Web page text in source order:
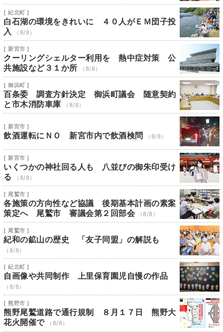
[ 紀北町 ]
白石湖の環境をきれいに ４０人がＥＭ団子投
入
（8/8）
[ 新宮市 ]
クーリングシェルター利用を 熱中症対策 公
共施設など３１か所
（8/8）
[ 御浜町 ]
百条委 調査方針決定 御浜町議会 随意契約
と市木消防車庫
（8/8）
[ 新宮市 ]
飲酒運転にＮＯ 新宮市内で飲酒検問 （8/8）
[ 新宮市 ]
いくつかの神社回る人も 八並びの御朱印受け
る
（8/8）
[ 尾鷲市 ]
各施策の方向性など協議 後期基本計画の素案
策定へ 尾鷲市 審議会第２回部会
（8/8）
[ 尾鷲市 ]
紀和の鉱山の歴史 「友子同盟」の解説も
（8/8）
[ 紀北町 ]
自画像や共同制作 上里保育園児自慢の作品
（8/8）
[ 熊野市 ]
熊野尾鷲道路で通行規制 ８月１７日 熊野大
花火開催で
（8/8）